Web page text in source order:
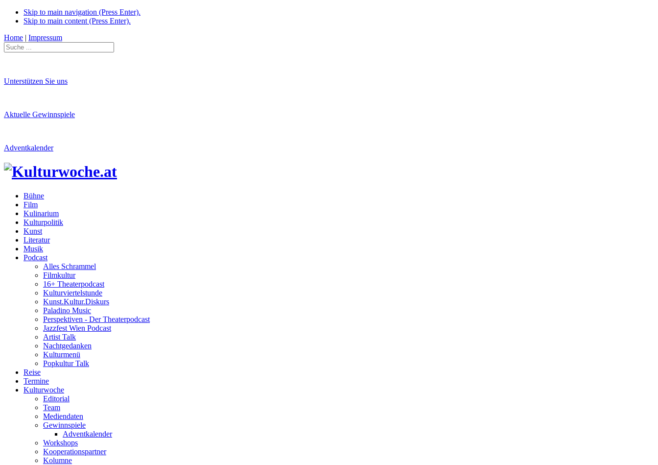
Skip to main navigation (Press Enter).
Skip to main content (Press Enter).
Home | Impressum
Unterstützen Sie uns
Aktuelle Gewinnspiele
Adventkalender
Bühne
Film
Kulinarium
Kulturpolitik
Kunst
Literatur
Musik
Podcast
Alles Schrammel
Filmkultur
16+ Theaterpodcast
Kulturviertelstunde
Kunst.Kultur.Diskurs
Paladino Music
Perspektiven - Der Theaterpodcast
Jazzfest Wien Podcast
Artist Talk
Nachtgedanken
Kulturmenü
Popkultur Talk
Reise
Termine
Kulturwoche
Editorial
Team
Mediendaten
Gewinnspiele
Adventkalender
Workshops
Kooperationspartner
Kolumne